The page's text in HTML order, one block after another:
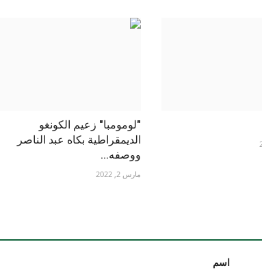
"لومومبا" زعيم الكونغو
الديمقراطية بكاه عبد الناصر
ووصفه...
مارس 2, 2022
اسم